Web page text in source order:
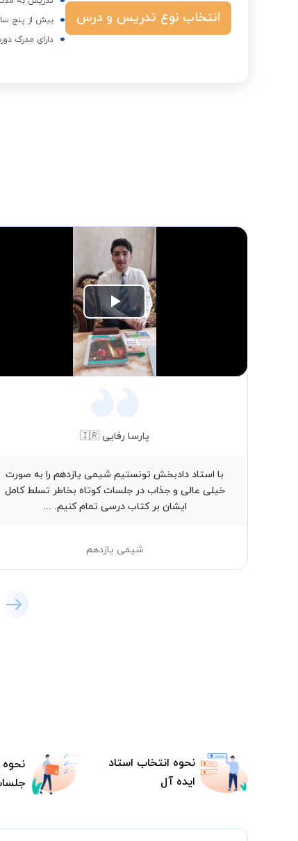
انتخاب نوع تدریس و درس
بیش از پنج
دارای مدرک
Play
Video
پارسا رفایی 🇮🇷
با استاد دادبخش تونستیم شیمی یازدهم را به صورت
خیلی عالی و جذاب در جلسات کوتاه بخاطر تسلط کامل
ایشان بر کتاب درسی تمام کنیم. ...
شیمی یازدهم
نحوه انتخاب استاد
ایده آل